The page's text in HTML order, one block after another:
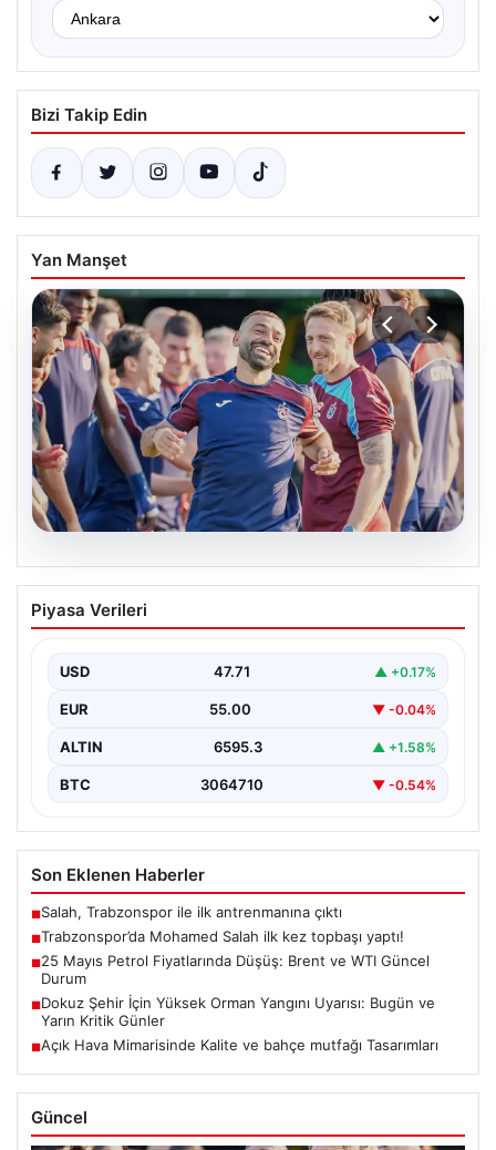
Bizi Takip Edin
Yan Manşet
06.08.2026
Trabzonspor’da Mohamed Salah ilk kez
topbaşı yaptı!
Çalışmasına Katıldı", "content": "Trabzonspor, yeni
sezon…
Piyasa Verileri
USD 47.71 ▲ +0.17%
EUR 55.00 ▼ -0.04%
ALTIN 6595.3 ▲ +1.58%
BTC 3064710 ▼ -0.54%
Son Eklenen Haberler
■Salah, Trabzonspor ile ilk antrenmanına çıktı
■Trabzonspor’da Mohamed Salah ilk kez topbaşı yaptı!
■25 Mayıs Petrol Fiyatlarında Düşüş: Brent ve WTI Güncel
Durum
■Dokuz Şehir İçin Yüksek Orman Yangını Uyarısı: Bugün ve
Yarın Kritik Günler
■Açık Hava Mimarisinde Kalite ve bahçe mutfağı Tasarımları
Güncel